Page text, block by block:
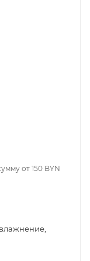
от 150 BYN